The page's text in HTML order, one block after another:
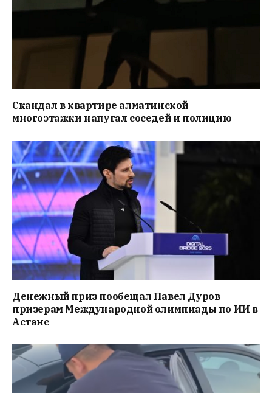
Скандал в квартире алматинской
многоэтажки напугал соседей и полицию
Денежный приз пообещал Павел Дуров
призерам Международной олимпиады по ИИ в
Астане